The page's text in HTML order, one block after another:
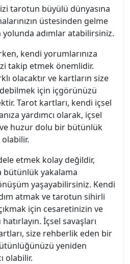
tarotun büyülü dünyasına
üstesinden gelme
adımlar atabilirsiniz.
kendi yorumlarınıza
takip etmek önemlidir.
olacaktır ve kartların size
için içgörünüzü
Tarot kartları, kendi içsel
yardımcı olarak, içsel
ve huzur dolu bir bütünlük
etmek kolay değildir,
bütünlük yakalama
yaşayabilirsiniz. Kendi
atmak ve tarotun sihirli
için cesaretinizin ve
hatırlayın. İçsel savaşları
size rehberlik eden bir
yeniden
olabilir.